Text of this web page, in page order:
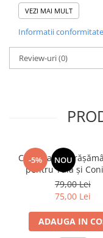
VEZI MAI MULT
Informatii
Review-uri(0)
-5% NOU
ConiVita –
pentru Tuia și
(Brazi, Molizi) |
79,00 Lei
75,00 Lei
ADAUGA IN